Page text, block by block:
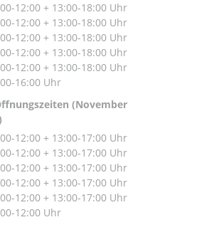
12:00 + 13:00-18:00 Uhr
12:00 + 13:00-18:00 Uhr
12:00 + 13:00-18:00 Uhr
12:00 + 13:00-18:00 Uhr
12:00 + 13:00-18:00 Uhr
16:00 Uhr
(November
12:00 + 13:00-17:00 Uhr
12:00 + 13:00-17:00 Uhr
12:00 + 13:00-17:00 Uhr
12:00 + 13:00-17:00 Uhr
12:00 + 13:00-17:00 Uhr
12:00 Uhr